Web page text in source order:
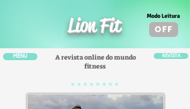
Lion Fit Modo Leitura
OFF
MENU
A revista online do mundo
fitness
REVISTA